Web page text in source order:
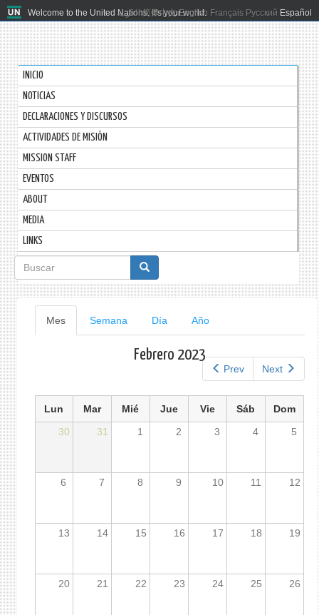
Welcome to the United Nations. It's your world.
العربية 简体中文 English Français Русский Español
INICIO
NOTICIAS
DECLARACIONES Y DISCURSOS
ACTIVIDADES DE MISIÓN
MISSION STAFF
EVENTOS
ABOUT
MEDIA
LINKS
Formulario
de
búsqueda
Solapas
principales
Mes(solapa
activa)
Semana Día Año
Prev Next
Febrero 2023
Lun Mar Mié Jue Vie Sáb
Dom
30
31 1 2 3 4 5
6 7 8 9 10 11 12
13 14 15 16 17 18 19
20 21 22 23 24 25 26